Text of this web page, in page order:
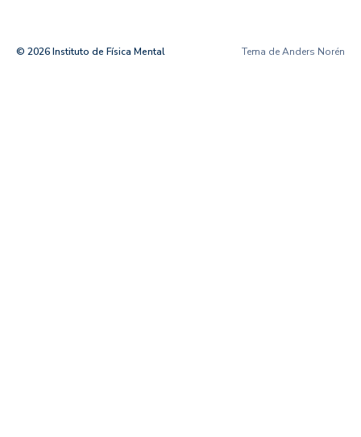
© 2026Instituto de Física Mental Tema deAnders Norén